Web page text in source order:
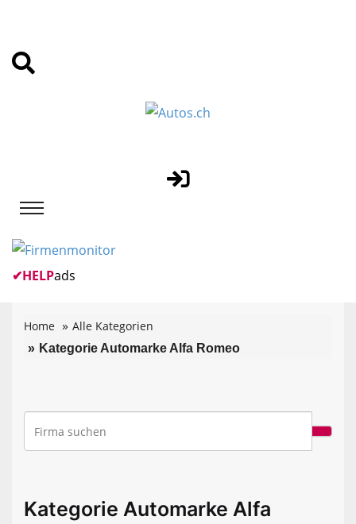
✔HELPads
Home Alle Kategorien
Kategorie Automarke Alfa Romeo
Kategorie Automarke Alfa